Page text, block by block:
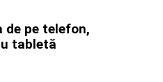
de pe telefon,
tabletă